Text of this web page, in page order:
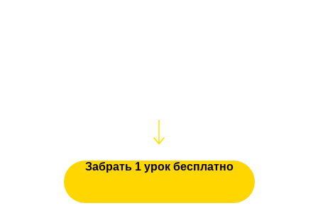
Забрать 1 урок бесплатно